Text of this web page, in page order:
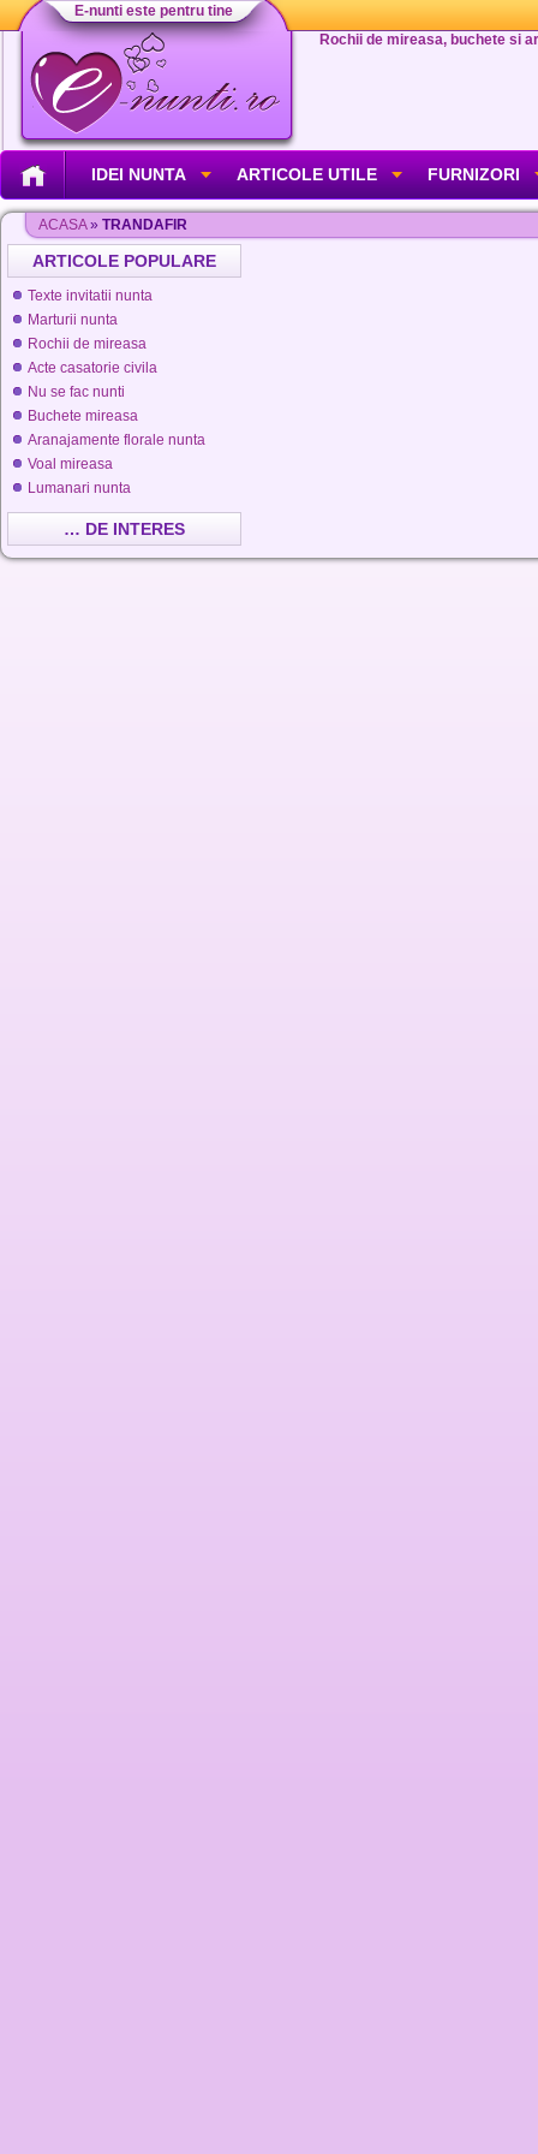
E-nunti este pentru tine
Rochii de mireasa, buchete si
IDEI NUNTA ARTICOLE UTILE FURNIZORI
ACASA» TRANDAFIR
ARTICOLE POPULARE
Texte invitatii nunta
Marturii nunta
Rochii de mireasa
Acte casatorie civila
Nu se fac nunti
Buchete mireasa
Aranajamente florale nunta
Voal mireasa
Lumanari nunta
… DE INTERES